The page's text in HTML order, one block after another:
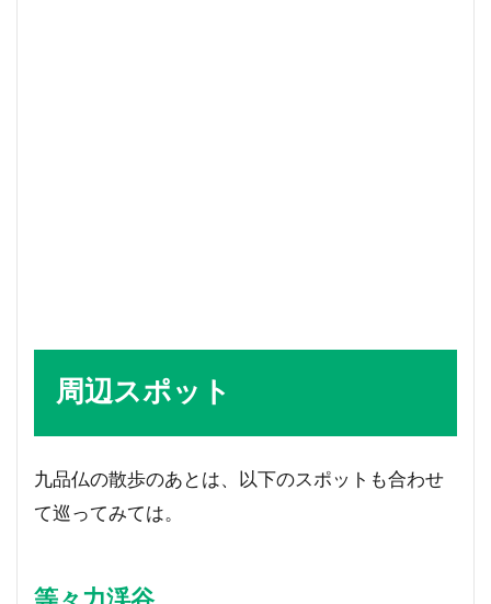
周辺スポット
九品仏の散歩のあとは、以下のスポットも合わせ
て巡ってみては。